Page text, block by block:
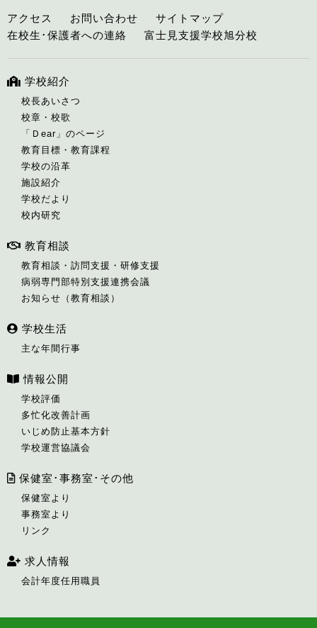
アクセス お問い合わせ
サイトマップ
在校生･保護者への連絡
富士見支援学校旭分校
学校紹介
校長あいさつ
校章・校歌
「Ｄear」のページ
教育目標・教育課程
学校の沿革
施設紹介
学校だより
校内研究
教育相談
教育相談・訪問支援・研修支援
病弱専門部特別支援連携会議
お知らせ（教育相談）
学校生活
主な年間行事
情報公開
学校評価
多忙化改善計画
いじめ防止基本方針
学校運営協議会
保健室･事務室･その他
保健室より
事務室より
リンク
求人情報
会計年度任用職員